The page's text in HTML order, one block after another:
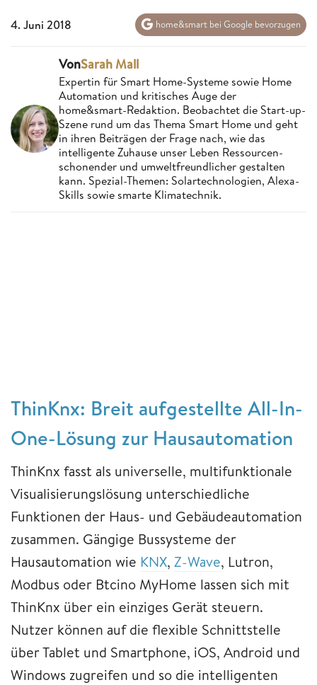
4. Juni 2018 home&smart bei Google bevorzugen
VonSarah Mall
Expertin für Smart Home-Systeme sowie Home
Automation und kritisches Auge der
home&smart-Redaktion. Beobachtet die Start-up-
Szene rund um das Thema Smart Home und geht
in ihren Beiträgen der Frage nach, wie das
intelligente Zuhause unser Leben Ressourcen-
schonender und umweltfreundlicher gestalten
kann. Spezial-Themen: Solartechnologien, Alexa-
Skills sowie smarte Klimatechnik.
ThinKnx: Breit aufgestellte All-In-
One-Lösung zur Hausautomation
ThinKnx fasst als universelle, multifunktionale
Visualisierungslösung unterschiedliche
Funktionen der Haus- und Gebäudeautomation
zusammen. Gängige Bussysteme der
Hausautomation wie KNX, Z-Wave, Lutron,
Modbus oder Btcino MyHome lassen sich mit
ThinKnx über ein einziges Gerät steuern.
Nutzer können auf die flexible Schnittstelle
über Tablet und Smartphone, iOS, Android und
Windows zugreifen und so die intelligenten